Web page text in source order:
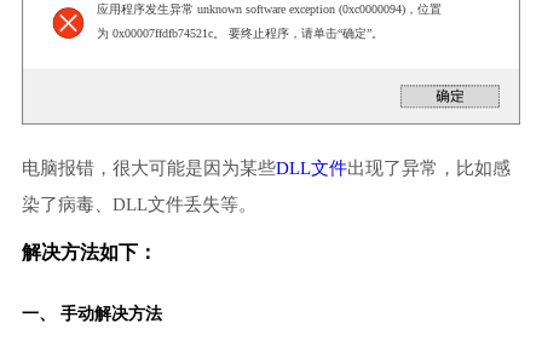
应用程序发生异常 unknown software exception (0xc0000094)，位置
为 0x00007ffdfb74521c。 要终止程序，请单击“确定”。
电脑报错，很大可能是因为某些DLL文件出现了异常，比如感
染了病毒、DLL文件丢失等。
解决方法如下：
一、 手动解决方法